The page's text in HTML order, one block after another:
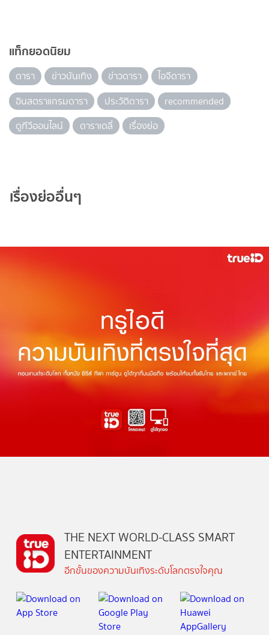
แท็กยอดนิยม
ดารา ข่าวบันเทิง ข่าวดารา
ไอจีดารา
อินสตราแกรมดารา
ประวัติดารา
recommended
ดูทีวีออนไลน์
ดาราเดลี่ เรื่องย่อ
เรื่องย่ออื่นๆ
THE NEXT WORLD-CLASS SMART
ENTERTAINMENT
อีกขั้นของความบันเทิงระดับโลกตรงใจคุณ